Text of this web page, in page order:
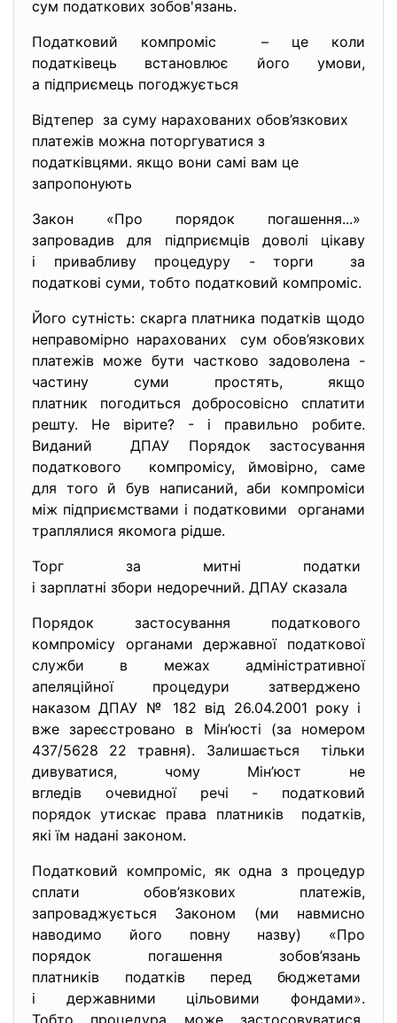
сум податкових зобов'язань.
Податковий компроміс – це коли
податківець встановлює його умови,
а підприємець погоджується
Відтепер за суму нарахованих обов’язкових
платежів можна поторгуватися з
податківцями. якщо вони самі вам це
запропонують
Закон «Про порядок погашення...»
запровадив для підприємців доволі цікаву
і привабливу процедуру - торги за
податкові суми, тобто податковий компроміс.
Його сутність: скарга платника податків щодо
неправомірно нарахованих сум обов’язкових
платежів може бути частково задоволена -
частину суми простять, якщо
платник погодиться добросовісно сплатити
решту. Не вірите? - і правильно робите.
Виданий ДПАУ Порядок застосування
податкового компромісу, ймовірно, саме
для того й був написаний, аби компроміси
між підприємствами і податковими органами
траплялися якомога рідше.
Торг за митні податки
і зарплатні збори недоречний. ДПАУ сказала
Порядок застосування податкового
компромісу органами державної податкової
служби в межах адміністративної
апеляційної процедури затверджено
наказом ДПАУ № 182 від 26.04.2001 року і
вже зареєстровано в Мін’юсті (за номером
437/5628 22 травня). Залишається тільки
дивуватися, чому Мін’юст не
вгледів очевидної речі - податковий
порядок утискає права платників податків,
які їм надані законом.
Податковий компроміс, як одна з процедур
сплати обов’язкових платежів,
запроваджується Законом (ми навмисно
наводимо його повну назву) «Про
порядок погашення зобов’язань
платників податків перед бюджетами
і державними цільовими фондами».
Тобто процедура може застосовуватися